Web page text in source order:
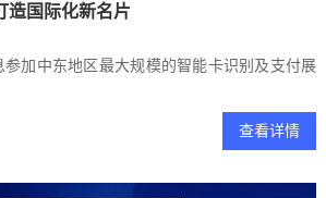
造国际化新名片
加中东地区最大规模的智能卡识别及支付展
查看详情